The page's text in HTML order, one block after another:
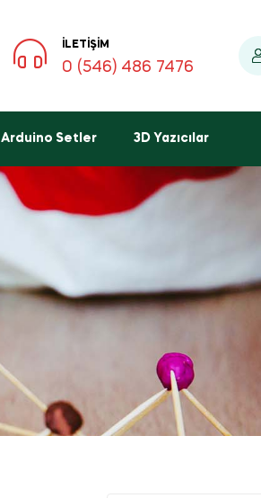
İLETIŞIM
0 (546) 486 7476
Arduino Setler 3D Yazıcılar